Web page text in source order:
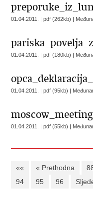
01.04.2011. | pdf (262kb) |
01.04.2011. | pdf (180kb) |
01.04.2011. | pdf (95kb) |
01.04.2011. | pdf (55kb) |
«« « Prethodna
94
95 96